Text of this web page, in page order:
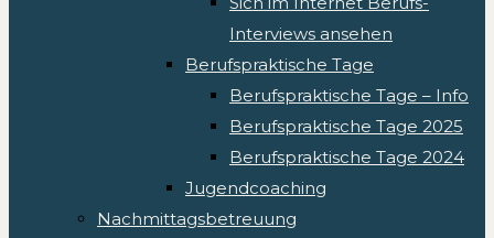
Interviews ansehen
Berufspraktische Tage
Berufspraktische Tage – Info
Berufspraktische Tage 2025
Berufspraktische Tage 2024
Jugendcoaching
Nachmittagsbetreuung